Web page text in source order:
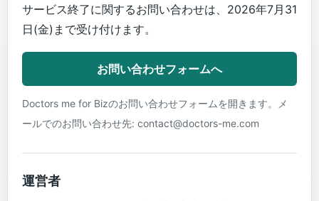
サービス終了に関するお問い合わせは、2026年7月31
日(金)まで受け付けます。
お問い合わせフォームへ
Doctors me for Bizのお問い合わせフォームを開きます。メ
ールでのお問い合わせ先: contact@doctors-me.com
運営者